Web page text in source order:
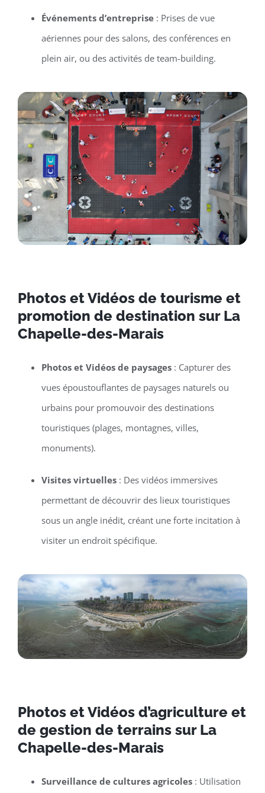
Événements d’entreprise: Prises de vue
aériennes pour des salons, des conférences en
plein air, ou des activités de team-building.
Photos et Vidéos de tourisme et
promotion de destination sur La
Chapelle-des-Marais
Photos et Vidéos de paysages: Capturer des
vues époustouflantes de paysages naturels ou
urbains pour promouvoir des destinations
touristiques (plages, montagnes, villes,
monuments).
Visites virtuelles: Des vidéos immersives
permettant de découvrir des lieux touristiques
sous un angle inédit, créant une forte incitation à
visiter un endroit spécifique.
Photos et Vidéos d’agriculture et
de gestion de terrains sur La
Chapelle-des-Marais
Surveillance de cultures agricoles: Utilisation